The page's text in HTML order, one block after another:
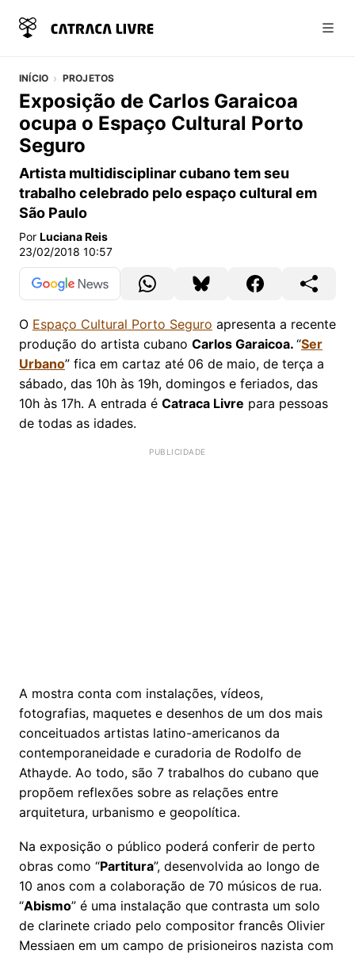
INÍCIO PROJETOS
Exposição de Carlos Garaicoa
ocupa o Espaço Cultural Porto
Seguro
Artista multidisciplinar cubano tem seu
trabalho celebrado pelo espaço cultural em
São Paulo
Por Luciana Reis
23/02/2018 10:57
O Espaço Cultural Porto Seguro apresenta a recente
produção do artista cubano Carlos Garaicoa. “Ser
Urbano” fica em cartaz até 06 de maio, de terça a
sábado, das 10h às 19h, domingos e feriados, das
10h às 17h. A entrada é Catraca Livre para pessoas
de todas as idades.
A mostra conta com instalações, vídeos,
fotografias, maquetes e desenhos de um dos mais
conceituados artistas latino-americanos da
contemporaneidade e curadoria de Rodolfo de
Athayde. Ao todo, são 7 trabalhos do cubano que
propõem reflexões sobre as relações entre
arquitetura, urbanismo e geopolítica.
Na exposição o público poderá conferir de perto
obras como “Partitura”, desenvolvida ao longo de
10 anos com a colaboração de 70 músicos de rua.
“Abismo” é uma instalação que contrasta um solo
de clarinete criado pelo compositor francês Olivier
Messiaen em um campo de prisioneiros nazista com